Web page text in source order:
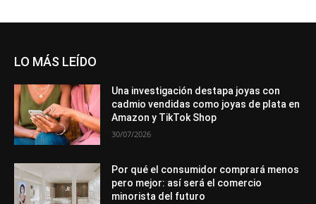
LO MÁS LEÍDO
Una investigación destapa joyas con
cadmio vendidas como joyas de plata en
Amazon y TikTok Shop
30/07/2026
Por qué el consumidor comprará menos
pero mejor: así será el comercio
minorista del futuro